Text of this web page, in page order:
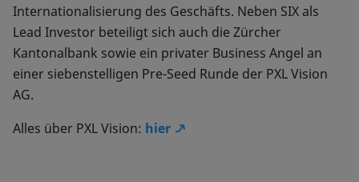
Internationalisierung des Geschäfts. Neben SIX als
Lead Investor beteiligt sich auch die Zürcher
Kantonalbank sowie ein privater Business Angel an
einer siebenstelligen Pre-Seed Runde der PXL Vision
AG.
Alles über PXL Vision: hier